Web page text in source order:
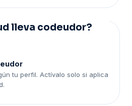
lleva codeudor?
tu perfil. Actívalo solo si aplica